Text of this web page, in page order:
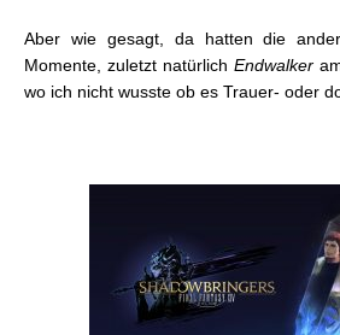
Aber wie gesagt, da hatten die
Momente, zuletzt natürlich Endwalker
wo ich nicht wusste ob es Trauer- oder